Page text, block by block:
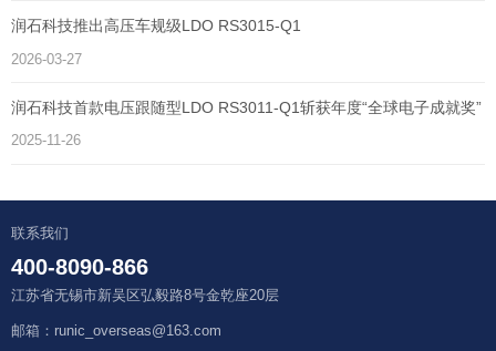
润石科技推出高压车规级LDO RS3015-Q1
2026-03-27
润石科技首款电压跟随型LDO RS3011-Q1斩获年度“全球电子成就奖”
2025-11-26
联系我们
400-8090-866
江苏省无锡市新吴区弘毅路8号金乾座20层
邮箱：runic_overseas@163.com